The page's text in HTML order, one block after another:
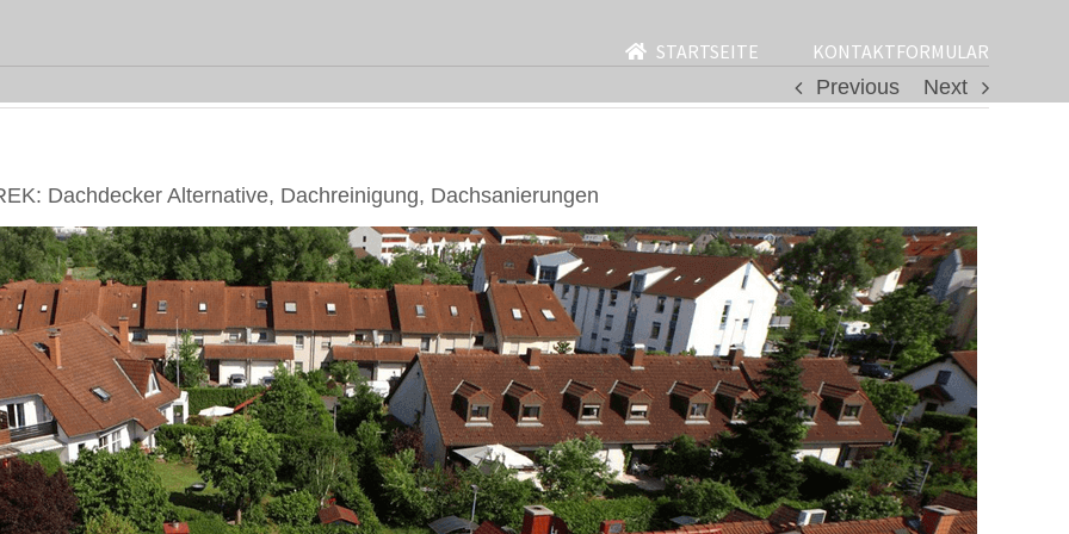
STARTSEITE
KONTAKTFORMULAR
Previous
Next
Dachdecker Alternative, Dachreinigung, Dachsanierungen